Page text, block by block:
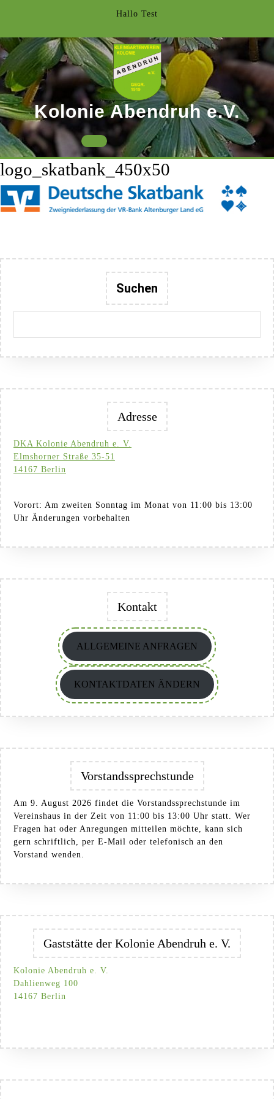
Hallo Test
Kolonie Abendruh e.V.
Open
Button
logo_skatbank_450x50
Suchen
Adresse
DKA Kolonie Abendruh e. V.
Elmshorner Straße 35-51
14167 Berlin
Vorort: Am zweiten Sonntag im Monat von 11:00 bis 13:00
Uhr Änderungen vorbehalten
Kontakt
ALLGEMEINE ANFRAGEN
KONTAKTDATEN ÄNDERN
Vorstandssprechstunde
Am 9. August 2026 findet die Vorstandssprechstunde im
Vereinshaus in der Zeit von 11:00 bis 13:00 Uhr statt. Wer
Fragen hat oder Anregungen mitteilen möchte, kann sich
gern schriftlich, per E-Mail oder telefonisch an den
Vorstand wenden.
Gaststätte der Kolonie Abendruh e. V.
Kolonie Abendruh e. V.
Dahlienweg 100
14167 Berlin